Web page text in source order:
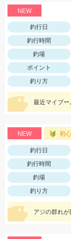
NEW
釣行日
釣行時間
釣場
ポイント
釣り方
NEW 初
釣行日
釣行時間
釣場
釣り方